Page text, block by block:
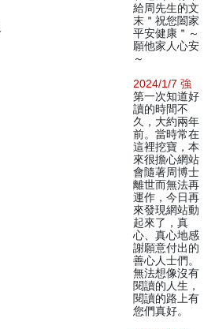
給周先生的文
末＂祝您闔家
平安健康＂～
願他家人心安
～
2024/1/7 強
第一次知道好
讀的時間不
久，大約兩年
前。當時常在
這裡挖寶，本
來很擔心網站
會隨著周博士
離世而無法再
運作，今日再
來發現網站動
起來了，真
心、真心地感
謝願意付出的
善心人士們。
無法想像沒有
閱讀的人生，
閱讀的路上有
您們真好。